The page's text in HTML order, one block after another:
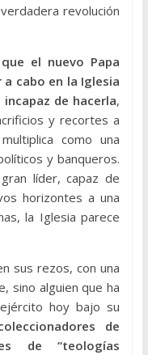
revolución
el nuevo Papa
a cabo en la Iglesia
de hacerla,
y recortes a
como una
y banqueros.
líder, capaz de
horizontes a una
la Iglesia parece
sus rezos, con una
sino alguien que ha
hoy bajo su
de
de “teologías